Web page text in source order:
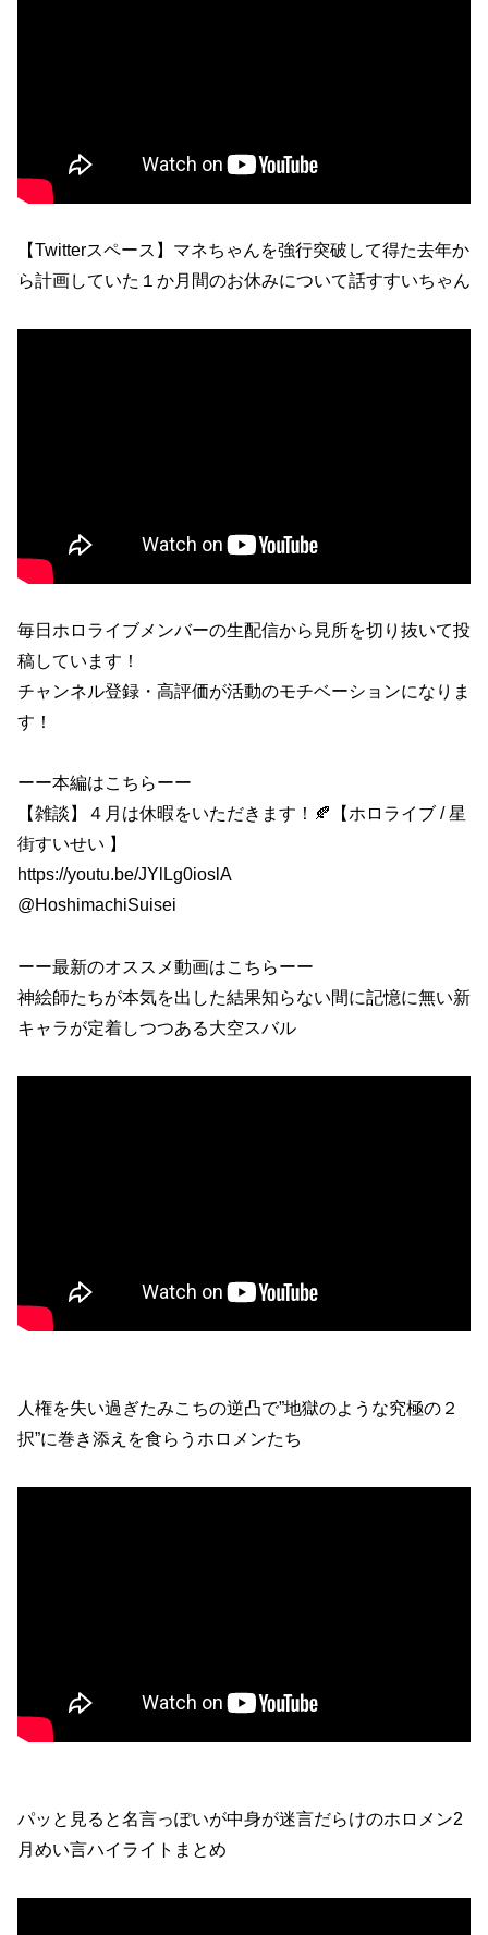
【Twitterスペース】マネちゃんを強行突破して得た去年か
ら計画していた１か月間のお休みについて話すすいちゃん
毎日ホロライブメンバーの生配信から見所を切り抜いて投
稿しています！
チャンネル登録・高評価が活動のモチベーションになりま
す！
ーー本編はこちらーー
【雑談】４月は休暇をいただきます！🍂【ホロライブ / 星
街すいせい 】
https://youtu.be/JYlLg0ioslA
@HoshimachiSuisei
ーー最新のオススメ動画はこちらーー
神絵師たちが本気を出した結果知らない間に記憶に無い新
キャラが定着しつつある大空スバル
人権を失い過ぎたみこちの逆凸で”地獄のような究極の２
択”に巻き添えを食らうホロメンたち
パッと見ると名言っぽいが中身が迷言だらけのホロメン2
月めい言ハイライトまとめ